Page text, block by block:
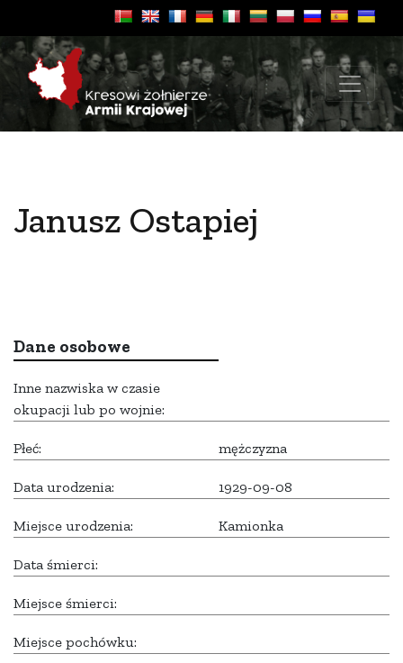
Janusz Ostapiej
Dane osobowe
Inne nazwiska w czasie
okupacji lub po wojnie:
Płeć: mężczyzna
Data urodzenia: 1929-09-08
Miejsce urodzenia: Kamionka
Data śmierci:
Miejsce śmierci:
Miejsce pochówku: